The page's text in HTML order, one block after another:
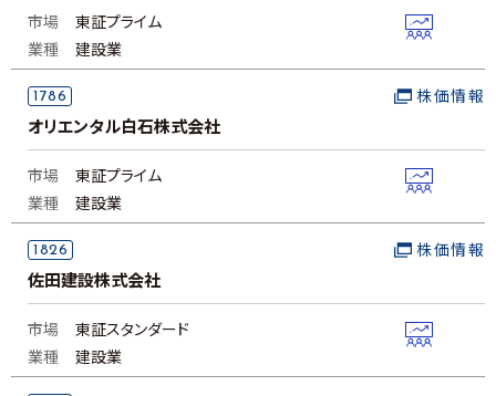
市場
東証プライム
業種
建設業
1786
オリエンタル白石株式会社
株価情報
市場
東証プライム
業種
建設業
1826
佐田建設株式会社
株価情報
市場
東証スタンダード
業種
建設業